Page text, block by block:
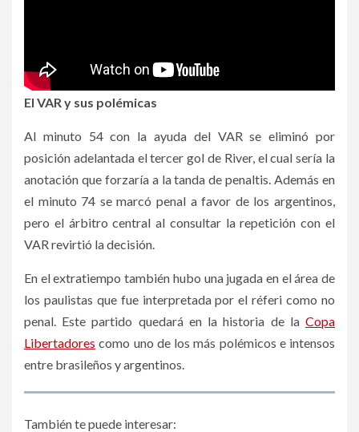
El VAR y sus polémicas
Al minuto 54 con la ayuda del VAR se eliminó por
posición adelantada el tercer gol de River, el cual sería la
anotación que forzaría a la tanda de penaltis. Además en
el minuto 74 se marcó penal a favor de los argentinos,
pero el árbitro central al consultar la repetición con el
VAR revirtió la decisión.
En el extratiempo también hubo una jugada en el área de
los paulistas que fue interpretada por el réferi como no
penal. Este partido quedará en la historia de la Copa
Libertadores como uno de los más polémicos e intensos
entre brasileños y argentinos.
También te puede interesar: